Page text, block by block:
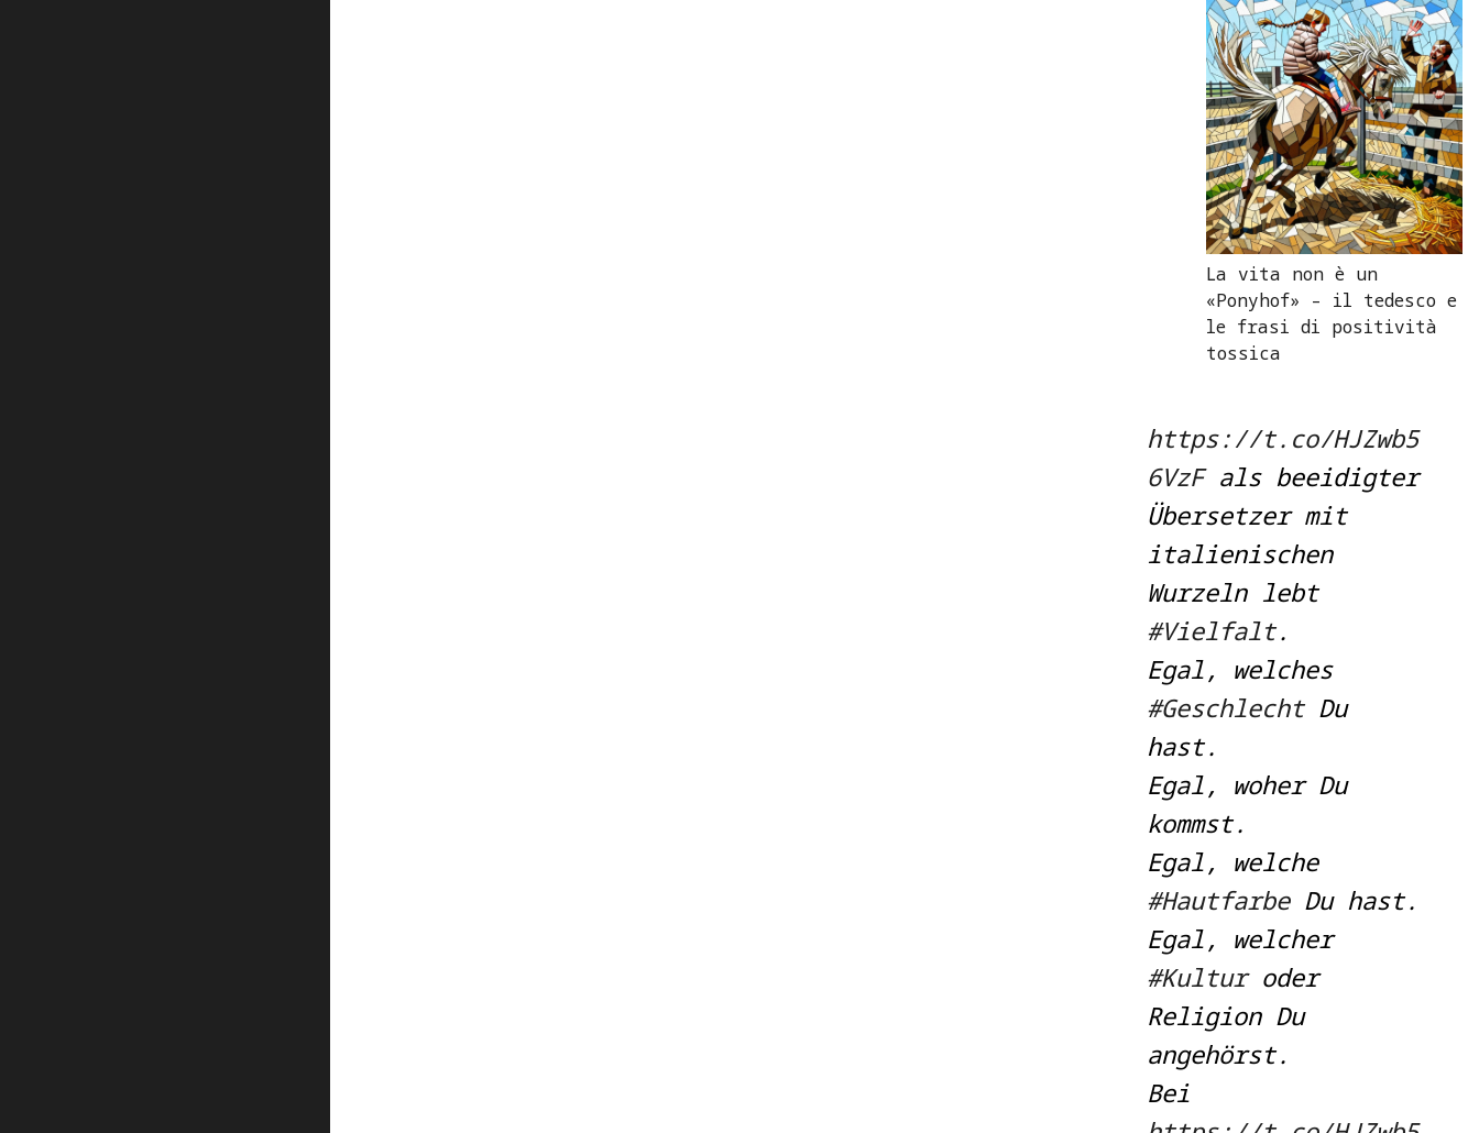
La vita non è un
«Ponyhof» – il tedesco e
le frasi di positività
tossica
https://t.co/HJZwb5
6VzFals beeidigter
Übersetzer mit
italienischen
Wurzeln lebt
#Vielfalt.
Egal, welches
#GeschlechtDu
hast.
Egal, woher Du
kommst.
Egal, welche
#HautfarbeDu hast.
Egal, welcher
#Kulturoder
Religion Du
angehörst.
Bei